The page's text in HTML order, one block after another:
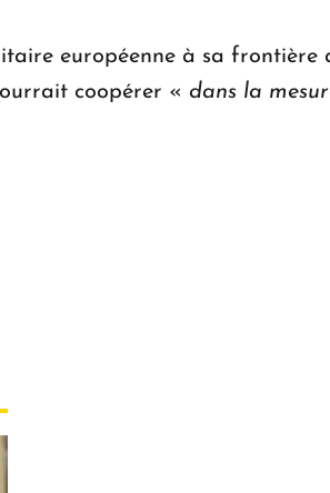
européenne à sa frontière
coopérer « dans la